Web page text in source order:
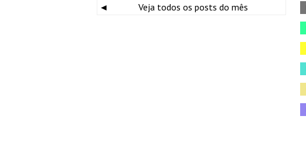
◄ Veja todos os posts do mês